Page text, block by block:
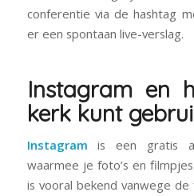
conferentie via de hashtag
er een spontaan live-verslag.
Instagram en
kerk kunt
Instagramis een gratis
waarmee je foto’s en
is vooral bekend vanwege